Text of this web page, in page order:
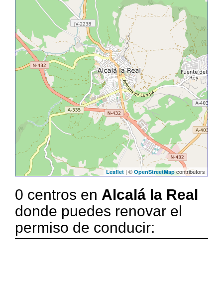
Leaflet | © OpenStreetMap contributors
0 centros en Alcalá la Real
donde puedes renovar el
permiso de conducir: